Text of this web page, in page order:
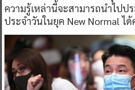
ความรู้เหล่านี้จะสามารถนำไปป
ประจำวันในยุค New Normal ไ